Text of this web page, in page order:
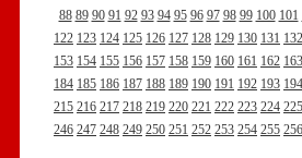
88 89 90 91 92 93 94 95 96 97 98 99 100 101
122 123 124 125 126 127 128 129 130 131 132
153 154 155 156 157 158 159 160 161 162 163
184 185 186 187 188 189 190 191 192 193 194
215 216 217 218 219 220 221 222 223 224 225
246 247 248 249 250 251 252 253 254 255 256